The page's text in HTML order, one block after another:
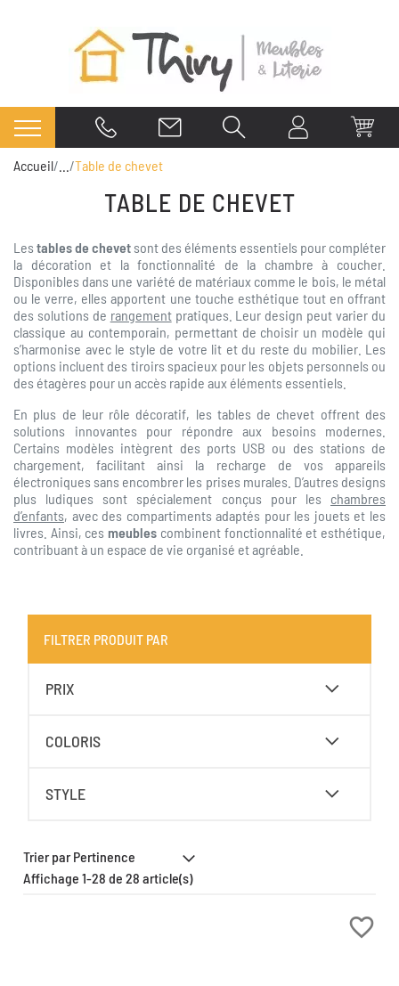
Accueil Table de chevet
TABLE DE CHEVET
Les tables de chevet sont des éléments essentiels pour compléter
la décoration et la fonctionnalité de la chambre à coucher.
Disponibles dans une variété de matériaux comme le bois, le métal
ou le verre, elles apportent une touche esthétique tout en offrant
des solutions de rangementpratiques. Leur design peut varier du
classique au contemporain, permettant de choisir un modèle qui
s’harmonise avec le style de votre lit et du reste du mobilier. Les
options incluent des tiroirs spacieux pour les objets personnels ou
des étagères pour un accès rapide aux éléments essentiels.
En plus de leur rôle décoratif, les tables de chevet offrent des
solutions innovantes pour répondre aux besoins modernes.
Certains modèles intègrent des ports USB ou des stations de
chargement, facilitant ainsi la recharge de vos appareils
électroniques sans encombrer les prises murales. D’autres designs
plus ludiques sont spécialement conçus pour les chambres
d’enfants, avec des compartiments adaptés pour les jouets et les
livres. Ainsi, ces meubles combinent fonctionnalité et esthétique,
contribuant à un espace de vie organisé et agréable.
FILTRER PRODUIT PAR
PRIX
COLORIS
STYLE
Affichage 1-28 de 28 article(s)
favorite_border